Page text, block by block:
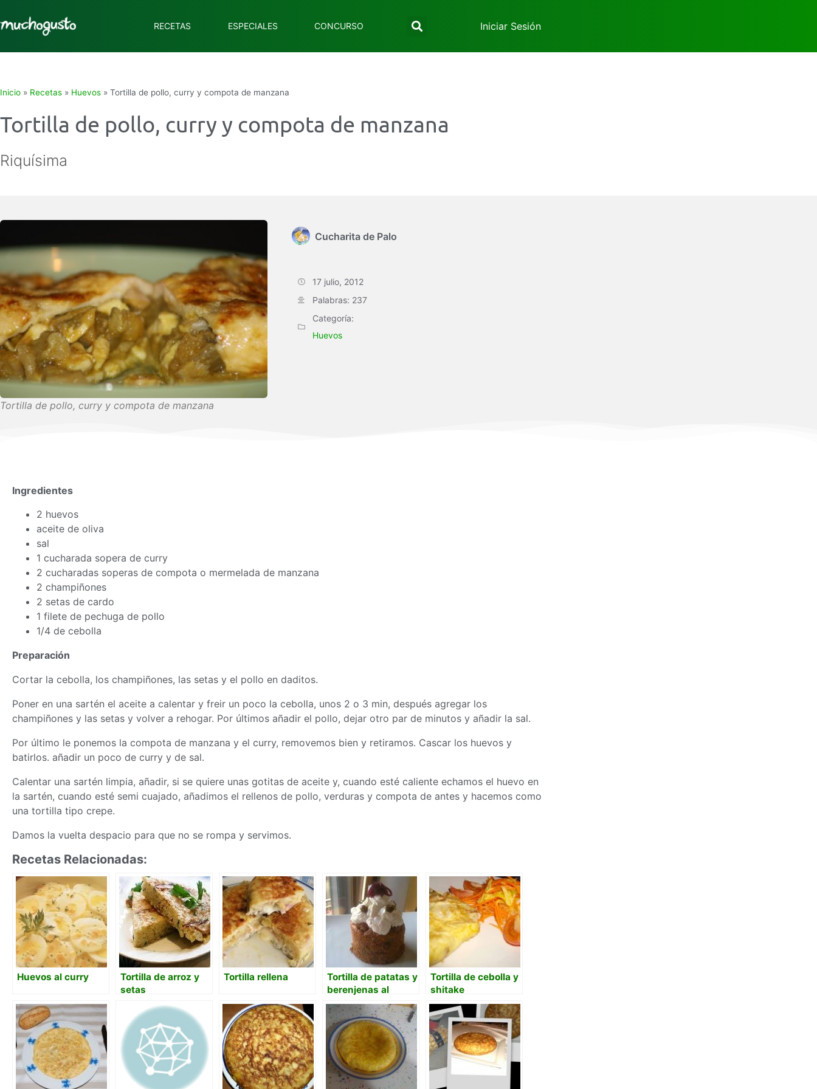
RECETAS ESPECIALES CONCURSO Iniciar Sesión
Inicio » Recetas » Huevos » Tortilla de pollo, curry y compota de manzana
Tortilla de pollo, curry y compota de manzana
Riquísima
Tortilla de pollo, curry y compota de manzana
Cucharita de Palo
17 julio, 2012
Palabras: 237
Categoría:
Huevos
Ingredientes
2 huevos
aceite de oliva
sal
1 cucharada sopera de curry
2 cucharadas soperas de compota o mermelada de manzana
2 champiñones
2 setas de cardo
1 filete de pechuga de pollo
1/4 de cebolla
Preparación
Cortar la cebolla, los champiñones, las setas y el pollo en daditos.
Poner en una sartén el aceite a calentar y freir un poco la cebolla, unos 2 o 3 min, después agregar los
champiñones y las setas y volver a rehogar. Por últimos añadir el pollo, dejar otro par de minutos y añadir la sal.
Por último le ponemos la compota de manzana y el curry, removemos bien y retiramos. Cascar los huevos y
batirlos. añadir un poco de curry y de sal.
Calentar una sartén limpia, añadir, si se quiere unas gotitas de aceite y, cuando esté caliente echamos el huevo en
la sartén, cuando esté semi cuajado, añadimos el rellenos de pollo, verduras y compota de antes y hacemos como
una tortilla tipo crepe.
Damos la vuelta despacio para que no se rompa y servimos.
Recetas Relacionadas:
Huevos al curry
Tortilla de arroz y
setas
Tortilla rellena
Tortilla de patatas y
berenjenas al
cacao
Tortilla de cebolla y
shitake